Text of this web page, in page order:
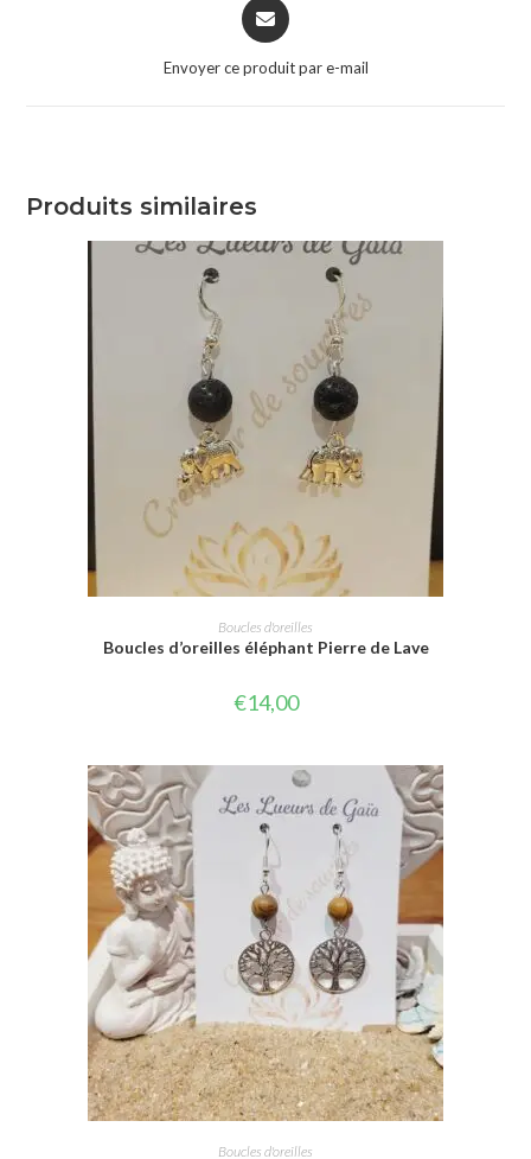
Envoyer ce produit par e-mail
Produits similaires
AJOUTER AU PANIER
Boucles d'oreilles
Boucles d’oreilles éléphant Pierre de Lave
€14,00
CHOIX DES OPTIONS
Boucles d'oreilles